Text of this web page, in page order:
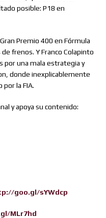
posible: P18 en
Premio 400 en Fórmula
frenos. Y Franco Colapinto
por una mala estrategia y
donde inexplicablemente
la FIA.
y apoya su contenido:
goo.gl/sYWdcp
MLr7hd